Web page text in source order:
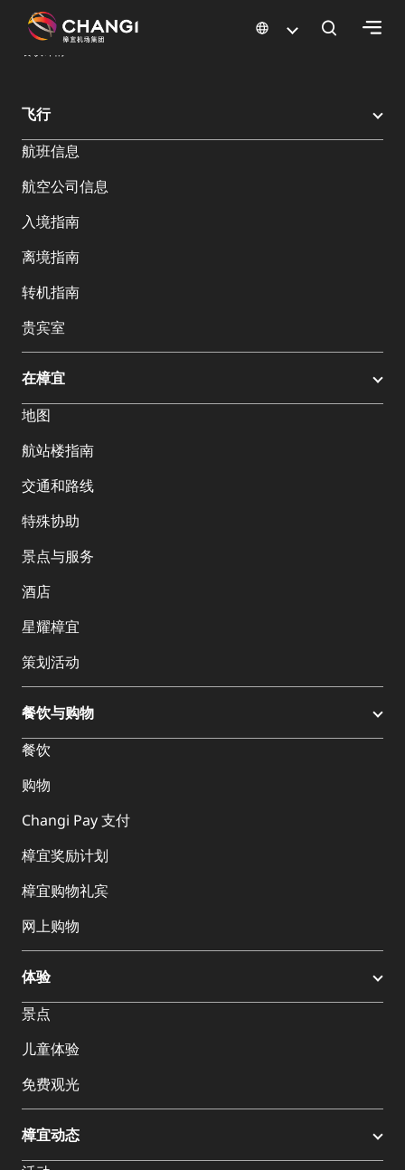
所
樟
宜
网
站:
选
择
言:
樟宜机场 樟宜机场餐饮与购物
餐饮指南：餐厅和美食 | 樟宜机场
飞行
航班信息
航空公司信息
入境指南
离境指南
转机指南
贵宾室
在樟宜
地图
航站楼指南
交通和路线
特殊协助
景点与服务
酒店
星耀樟宜
策划活动
餐饮与购物
餐饮
购物
Changi Pay 支付
樟宜奖励计划
樟宜购物礼宾
网上购物
体验
景点
儿童体验
免费观光
樟宜动态